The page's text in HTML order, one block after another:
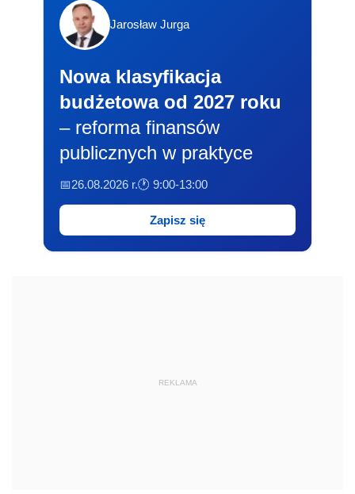
Jarosław Jurga
Nowa klasyfikacja
budżetowa od 2027 roku
– reforma finansów
publicznych w praktyce
📅26.08.2026 r.🕐 9:00-13:00
Zapisz się
REKLAMA